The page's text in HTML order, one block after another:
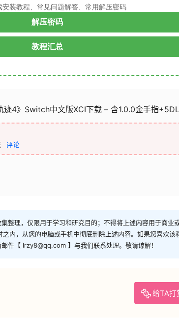
安装教程、常见问题解答、常用解压密码
解压密码
教程汇总
迹4》Switch中文版XCI下载 – 含1.0.0金手指
评论
整理，仅限用于学习和研究目的；不得将上述内容用于商业
内，从您的电脑或手机中彻底删除上述内容。如果您喜欢该
件【 lrzy8@qq.com 】与我们联系处理。敬请谅解！
给TA打